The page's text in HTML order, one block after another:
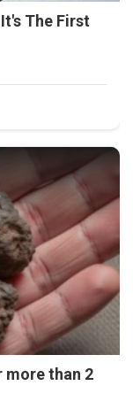
The First
more than 2